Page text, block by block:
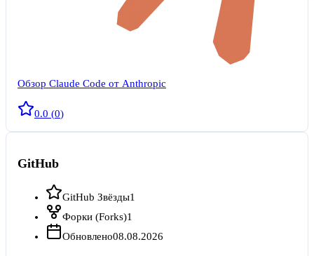
Обзор Claude Code от Anthropic
0.0 (0)
GitHub
GitHub Звёзды1
Форки (Forks)1
Обновлено08.08.2026